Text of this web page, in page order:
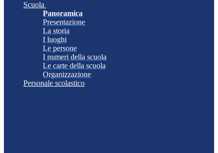
Scuola
Panoramica
Presentazione
La storia
I luoghi
Le persone
I numeri della scuola
Le carte della scuola
Organizzazione
Personale scolastico